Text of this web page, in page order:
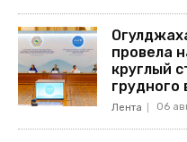
провела
круглый
грудного
Лента 06